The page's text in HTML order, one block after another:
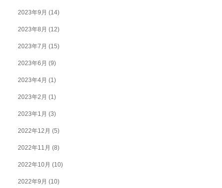
2023年9月 (14)
2023年8月 (12)
2023年7月 (15)
2023年6月 (9)
2023年4月 (1)
2023年2月 (1)
2023年1月 (3)
2022年12月 (5)
2022年11月 (8)
2022年10月 (10)
2022年9月 (10)